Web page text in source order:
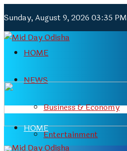
Sunday, August 9, 2026 03:35 PM
HOME
NEWS
Business & Economy
Entertainment
HOME